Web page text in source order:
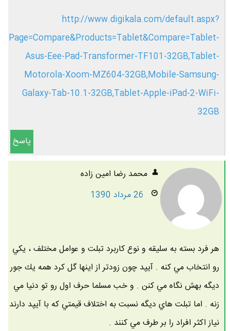
http://www.digikala.com/default.aspx?
Page=Compare&Products=Tablet&Compare=Tablet-
Asus-Eee-Pad-Transformer-TF101-32GB,Tablet-
Motorola-Xoom-MZ604-32GB,Mobile-Samsung-
Galaxy-Tab-10.1-32GB,Tablet-Apple-iPad-2-WiFi-
32GB
پاسخ
محمد رضا امين زاده
26 مرداد 1390
هر فرد بسته به سليقه و نوع كاربرد تبلت و عوامل مختلف ، يكي
رو انتخاب مي كنه . آيپد چون زودتر از اينها گل كرد همه يك جور
ديگه بهش نگاه مي كنن . و خب مسلما حرف اول رو تو دنيا مي
زنه . اما تبلت هاي ديگه نسبت به اختلاف قيمتي كه با آيپد دارند
نياز اكثر افراد را بر طرف مي كنند .